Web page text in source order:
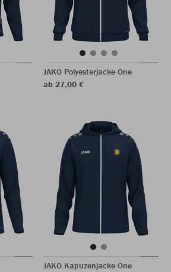
JAKO Polyesterjacke One
ab 27,00 €
JAKO Kapuzenjacke One